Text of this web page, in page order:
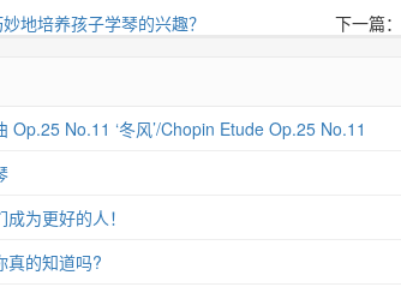
下一篇：
地培养孩子学琴的兴趣？
Op.25 No.11 ‘冬风’/Chopin Etude Op.25 No.11
为更好的人！
真的知道吗?